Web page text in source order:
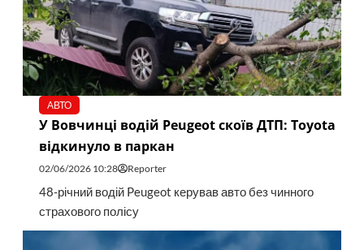
АВТО
У Вовчинці водій Peugeot скоїв ДТП: Toyota
відкинуло в паркан
02/06/2026 10:28 Reporter
48-річний водій Peugeot керував авто без чинного
страхового полісу